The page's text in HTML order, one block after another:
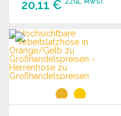
20,11 € ZZGL. MWST.
BESTELLEN
Angebot anfordern